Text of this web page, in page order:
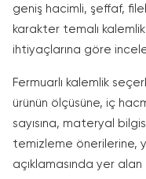
geniş hacimli, şeffaf,
karakter temalı
ihtiyaçlarına göre
Fermuarlı kalemlik
ürünün ölçüsüne, iç
sayısına, materyal
temizleme önerilerine,
açıklamasında yer